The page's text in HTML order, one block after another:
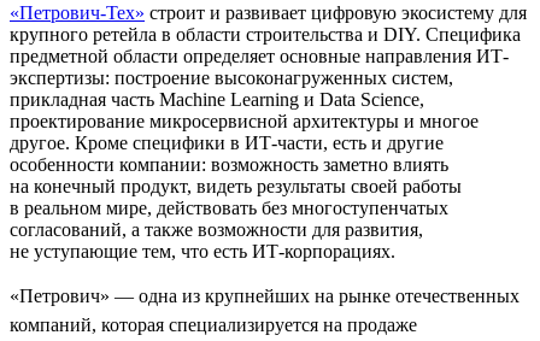
«Петрович-Тех» строит и развивает цифровую экосистему для
крупного ретейла в области строительства и DIY. Специфика
предметной области определяет основные направления ИТ-
экспертизы: построение высоконагруженных систем,
прикладная часть Machine Learning и Data Science,
проектирование микросервисной архитектуры и многое
другое. Кроме специфики в ИТ-части, есть и другие
особенности компании: возможность заметно влиять
на конечный продукт, видеть результаты своей работы
в реальном мире, действовать без многоступенчатых
согласований, а также возможности для развития,
не уступающие тем, что есть ИТ-корпорациях.
«Петрович» — одна из крупнейших на рынке отечественных
компаний, которая специализируется на продаже